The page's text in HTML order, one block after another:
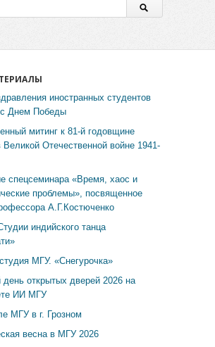
иностранных студентов
Днем Победы
митинг к 81-й годовщине
Отечественной войне 1941-
спецсеминара «Время, хаос и
проблемы», посвященное
А.Г.Костюченко
индийского танца
МГУ. «Снегурочка»
день открытых дверей 2026 на
ИИ МГУ
МГУ в г. Грозном
весна в МГУ 2026